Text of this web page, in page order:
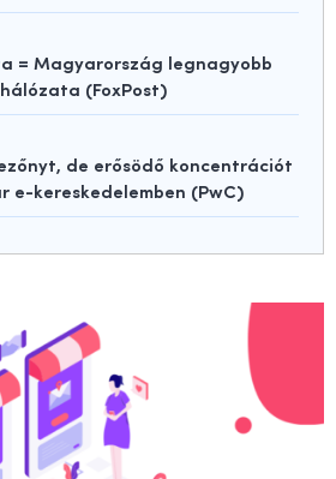
= Magyarország legnagyobb
(FoxPost)
de erősödő koncentrációt
e-kereskedelemben (PwC)